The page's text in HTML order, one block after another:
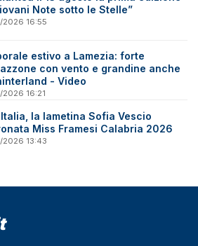
Note sotto le Stelle”
16:55
estivo a Lamezia: forte
con vento e grandine anche
- Video
16:21
la lametina Sofia Vescio
Miss Framesi Calabria 2026
13:43